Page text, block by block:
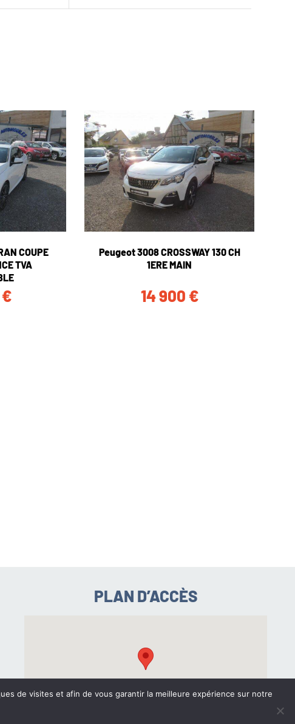
COUPE
TVA
€
Peugeot 3008 CROSSWAY 130 CH
1ERE MAIN
14 900 €
PLAN D’ACCÈS
de visites et afin de vous garantir la meilleure expérience sur notre